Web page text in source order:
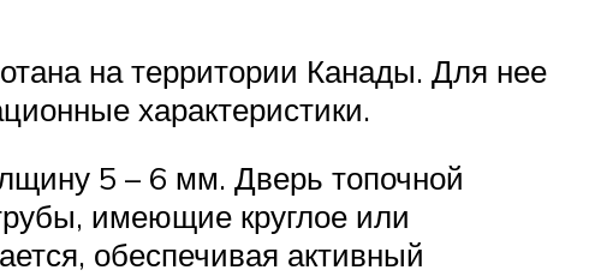
на территории Канады. Для нее
характеристики.
5 – 6 мм. Дверь топочной
имеющие круглое или
обеспечивая активный